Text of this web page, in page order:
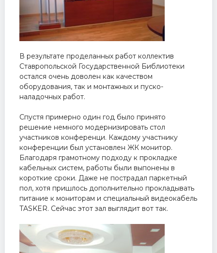
В результате проделанных работ коллектив
Ставропольской Государственной Библиотеки
остался очень доволен как качеством
оборудования, так и монтажных и пуско-
наладочных работ.
Спустя примерно один год было принято
решение немного модернизировать стол
участников конференци. Каждому участнику
конференции был установлен ЖК монитор.
Благодаря грамотному подходу к прокладке
кабельных систем, работы были выпонены в
короткие сроки. Даже не пострадал паркетный
пол, хотя пришлось дополнительно прокладывать
питание к мониторам и специальный видеокабель
TASKER. Сейчас этот зал выглядит вот так.